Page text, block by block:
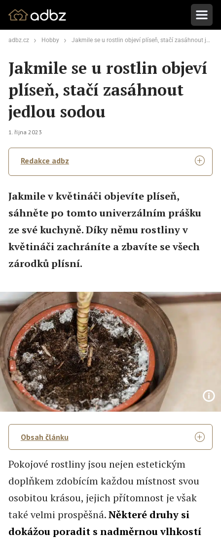
adbz.cz Hobby Jakmile se u rostlin objeví plíseň, stačí zasáhnout jedlou sodou
Jakmile se u rostlin objeví
plíseň, stačí zasáhnout
jedlou sodou
1. října 2023
Redakce adbz
Jakmile v květináči objevíte plíseň,
sáhněte po tomto univerzálním prášku
ze své kuchyně. Díky němu rostliny v
květináči zachráníte a zbavíte se všech
zárodků plísní.
Obsah článku
Pokojové rostliny jsou nejen estetickým
doplňkem zdobícím každou místnost svou
osobitou krásou, jejich přítomnost je však
také velmi prospěšná.Některé druhy si
dokážou poradit s nadměrnou vlhkostí